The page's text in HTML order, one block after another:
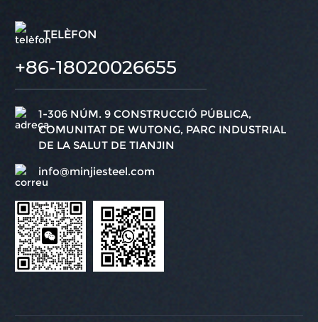
TELÈFON
+86-18020026655
1-306 NÚM. 9 CONSTRUCCIÓ PÚBLICA,
COMUNITAT DE WUTONG, PARC INDUSTRIAL
DE LA SALUT DE TIANJIN
info@minjiesteel.com